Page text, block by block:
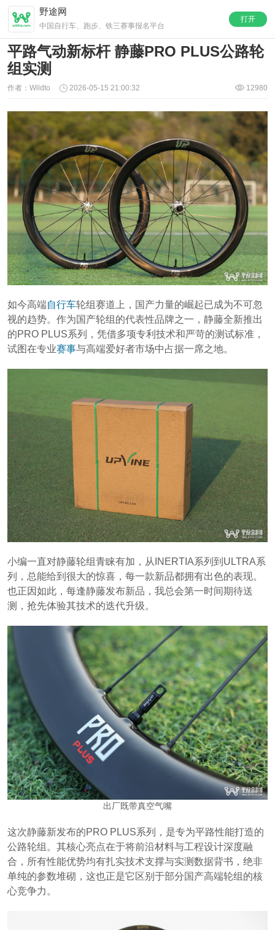
打开
野途网
中国自行车、跑步、铁三赛事报名平台
平路气动新标杆 静藤PRO PLUS公路轮
组实测
作者：Wildto 2026-05-15 21:00:32 12980
如今高端自行车轮组赛道上，国产力量的崛起已成为不可忽
视的趋势。作为国产轮组的代表性品牌之一，静藤全新推出
的PRO PLUS系列，凭借多项专利技术和严苛的测试标准，
试图在专业赛事与高端爱好者市场中占据一席之地。
小编一直对静藤轮组青睐有加，从INERTIA系列到ULTRA系
列，总能给到很大的惊喜，每一款新品都拥有出色的表现。
也正因如此，每逢静藤发布新品，我总会第一时间期待送
测，抢先体验其技术的迭代升级。
出厂既带真空气嘴
这次静藤新发布的PRO PLUS系列，是专为平路性能打造的
公路轮组。其核心亮点在于将前沿材料与工程设计深度融
合，所有性能优势均有扎实技术支撑与实测数据背书，绝非
单纯的参数堆砌，这也正是它区别于部分国产高端轮组的核
心竞争力。